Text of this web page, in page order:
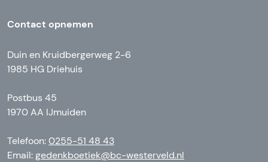
Contact opnemen
Duin en Kruidbergerweg 2-6
1985 HG Driehuis
Postbus 45
1970 AA IJmuiden
Telefoon:0255-51 48 43
Email:gedenkboetiek@bc-westerveld.nl